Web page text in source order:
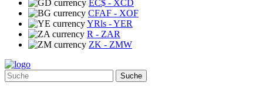
EC$ - XCD
CFAF - XOF
YRls - YER
R - ZAR
ZK - ZMW
Suche